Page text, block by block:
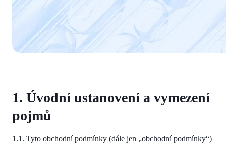
1. Úvodní ustanovení a vymezení
pojmů
1.1. Tyto obchodní podmínky (dále jen „obchodní podmínky“)